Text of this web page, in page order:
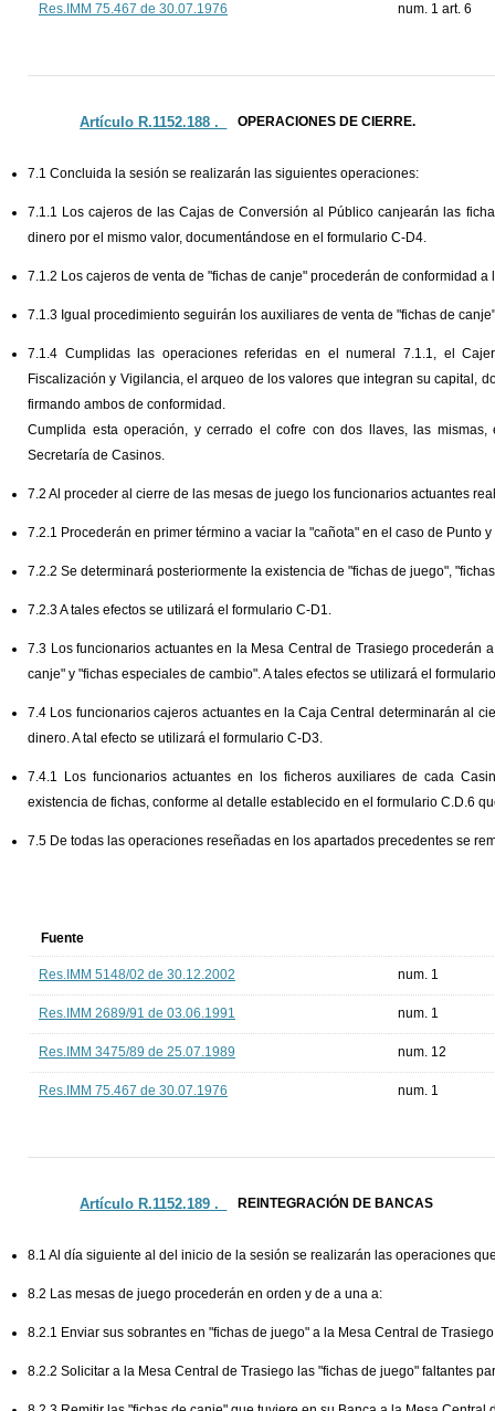
Res.IMM 75.467 de 30.07.1976 num. 1 art. 6
Artículo R.1152.188 ._ OPERACIONES DE CIERRE.
7.1 Concluida la sesión se realizarán las siguientes operaciones:
7.1.1 Los cajeros de las Cajas de Conversión al Público canjearán las
dinero por el mismo valor, documentándose en el formulario C-D4.
7.1.2 Los cajeros de venta de "fichas de canje" procederán de conformidad
7.1.3 Igual procedimiento seguirán los auxiliares de venta de "fichas de
7.1.4 Cumplidas las operaciones referidas en el numeral 7.1.1, el
Fiscalización y Vigilancia, el arqueo de los valores que integran su capital,
firmando ambos de conformidad.
Cumplida esta operación, y cerrado el cofre con dos llaves, las
Secretaría de Casinos.
7.2 Al proceder al cierre de las mesas de juego los funcionarios actuantes
7.2.1 Procederán en primer término a vaciar la "cañota" en el caso de Punto
7.2.2 Se determinará posteriormente la existencia de "fichas de juego",
7.2.3 A tales efectos se utilizará el formulario C-D1.
7.3 Los funcionarios actuantes en la Mesa Central de Trasiego procederán
canje" y "fichas especiales de cambio". A tales efectos se utilizará el
7.4 Los funcionarios cajeros actuantes en la Caja Central determinarán al
dinero. A tal efecto se utilizará el formulario C-D3.
7.4.1 Los funcionarios actuantes en los ficheros auxiliares de cada
existencia de fichas, conforme al detalle establecido en el formulario C.D.6
7.5 De todas las operaciones reseñadas en los apartados precedentes se
Fuente
Res.IMM 5148/02 de 30.12.2002 num. 1
Res.IMM 2689/91 de 03.06.1991 num. 1
Res.IMM 3475/89 de 25.07.1989 num. 12
Res.IMM 75.467 de 30.07.1976 num. 1
Artículo R.1152.189 ._ REINTEGRACIÓN DE BANCAS
8.1 Al día siguiente al del inicio de la sesión se realizarán las operaciones
8.2 Las mesas de juego procederán en orden y de a una a:
8.2.1 Enviar sus sobrantes en "fichas de juego" a la Mesa Central de
8.2.2 Solicitar a la Mesa Central de Trasiego las "fichas de juego" faltantes